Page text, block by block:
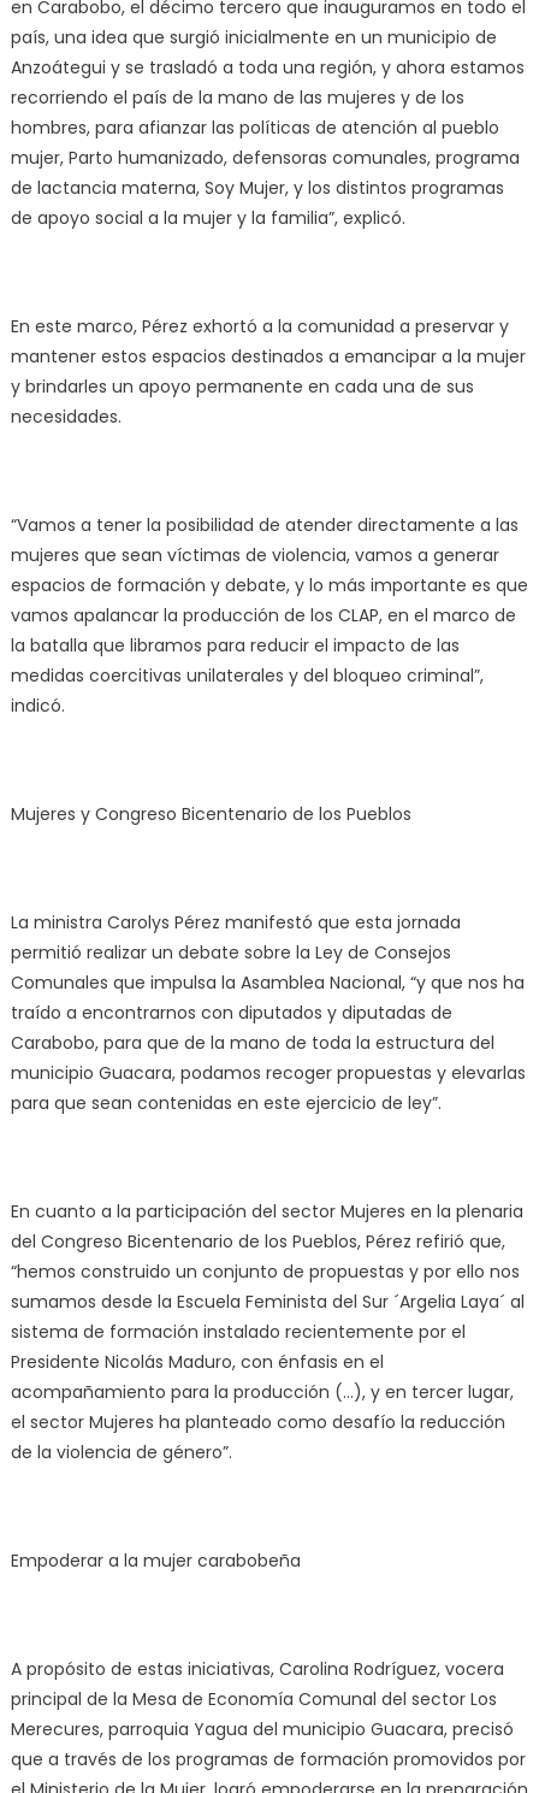
en Carabobo, el décimo tercero que inauguramos en todo el
país, una idea que surgió inicialmente en un municipio de
Anzoátegui y se trasladó a toda una región, y ahora estamos
recorriendo el país de la mano de las mujeres y de los
hombres, para afianzar las políticas de atención al pueblo
mujer, Parto humanizado, defensoras comunales, programa
de lactancia materna, Soy Mujer, y los distintos programas
de apoyo social a la mujer y la familia”, explicó.
En este marco, Pérez exhortó a la comunidad a preservar y
mantener estos espacios destinados a emancipar a la mujer
y brindarles un apoyo permanente en cada una de sus
necesidades.
“Vamos a tener la posibilidad de atender directamente a las
mujeres que sean víctimas de violencia, vamos a generar
espacios de formación y debate, y lo más importante es que
vamos apalancar la producción de los CLAP, en el marco de
la batalla que libramos para reducir el impacto de las
medidas coercitivas unilaterales y del bloqueo criminal”,
indicó.
Mujeres y Congreso Bicentenario de los Pueblos
La ministra Carolys Pérez manifestó que esta jornada
permitió realizar un debate sobre la Ley de Consejos
Comunales que impulsa la Asamblea Nacional, “y que nos ha
traído a encontrarnos con diputados y diputadas de
Carabobo, para que de la mano de toda la estructura del
municipio Guacara, podamos recoger propuestas y elevarlas
para que sean contenidas en este ejercicio de ley”.
En cuanto a la participación del sector Mujeres en la plenaria
del Congreso Bicentenario de los Pueblos, Pérez refirió que,
“hemos construido un conjunto de propuestas y por ello nos
sumamos desde la Escuela Feminista del Sur ´Argelia Laya´ al
sistema de formación instalado recientemente por el
Presidente Nicolás Maduro, con énfasis en el
acompañamiento para la producción (…), y en tercer lugar,
el sector Mujeres ha planteado como desafío la reducción
de la violencia de género”.
Empoderar a la mujer carabobeña
A propósito de estas iniciativas, Carolina Rodríguez, vocera
principal de la Mesa de Economía Comunal del sector Los
Merecures, parroquia Yagua del municipio Guacara, precisó
que a través de los programas de formación promovidos por